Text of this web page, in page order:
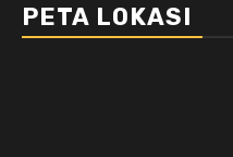
PETA LOKASI